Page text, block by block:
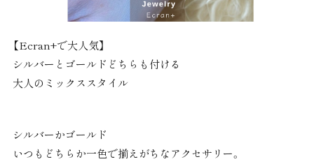
【Ecran+で大人気】
シルバーとゴールドどちらも付ける
大人のミックススタイル
シルバーかゴールド
いつもどちらか一色で揃えがちなアクセサリー。